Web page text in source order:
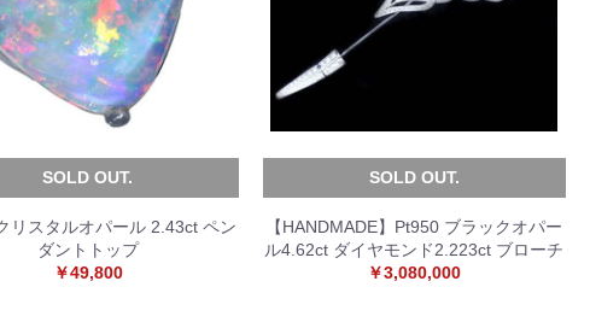
SOLD OUT.
リスタルオパール 2.43ct ペン
ダントトップ
￥49,800
SOLD OUT.
【HANDMADE】Pt950 ブラックオパー
ル4.62ct ダイヤモンド2.223ct ブローチ
￥3,080,000